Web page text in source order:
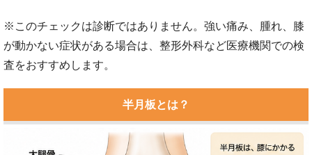
※このチェックは診断ではありません。強い痛み、腫れ、膝
が動かない症状がある場合は、整形外科など医療機関での検
査をおすすめします。
半月板とは？